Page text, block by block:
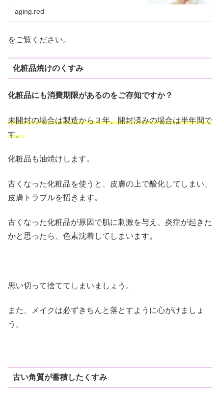
aging.red
をご覧ください。
化粧品焼けのくすみ
化粧品にも消費期限があるのをご存知ですか？
未開封の場合は製造から３年、開封済みの場合は半年間で
す。
化粧品も油焼けします。
古くなった化粧品を使うと、皮膚の上で酸化してしまい、
皮膚トラブルを招きます。
古くなった化粧品が原因で肌に刺激を与え、炎症が起きた
かと思ったら、色素沈着してしまいます。
思い切って捨ててしまいましょう。
また、メイクは必ずきちんと落とすように心がけましょ
う。
古い角質が蓄積したくすみ